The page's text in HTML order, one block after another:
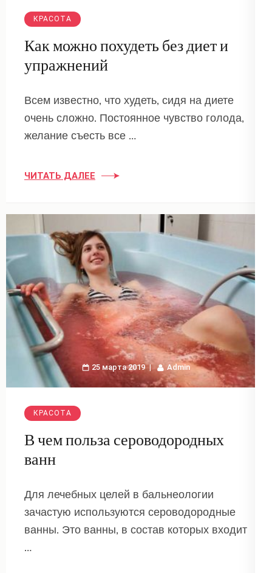
КРАСОТА
Как можно похудеть без диет и
упражнений
Всем известно, что худеть, сидя на диете
очень сложно. Постоянное чувство голода,
желание съесть все …
ЧИТАТЬ ДАЛЕЕ
25 марта 2019 Admin
КРАСОТА
В чем польза сероводородных
ванн
Для лечебных целей в бальнеологии
зачастую используются сероводородные
ванны. Это ванны, в состав которых входит
…